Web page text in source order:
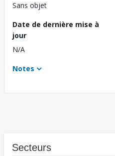
Sans objet
Date de dernière mise à
jour
N/A
Notes
Secteurs